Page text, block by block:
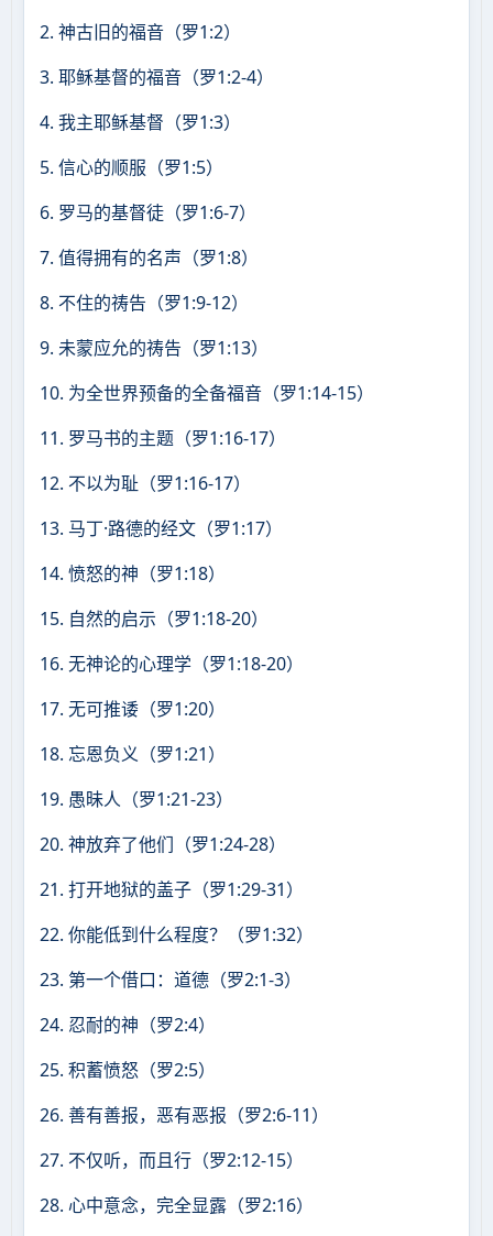
2. 神古旧的福音（罗1:2）
3. 耶稣基督的福音（罗1:2-4）
4. 我主耶稣基督（罗1:3）
5. 信心的顺服（罗1:5）
6. 罗马的基督徒（罗1:6-7）
7. 值得拥有的名声（罗1:8）
8. 不住的祷告（罗1:9-12）
9. 未蒙应允的祷告（罗1:13）
10. 为全世界预备的全备福音（罗1:14-15）
11. 罗马书的主题（罗1:16-17）
12. 不以为耻（罗1:16-17）
13. 马丁·路德的经文（罗1:17）
14. 愤怒的神（罗1:18）
15. 自然的启示（罗1:18-20）
16. 无神论的心理学（罗1:18-20）
17. 无可推诿（罗1:20）
18. 忘恩负义（罗1:21）
19. 愚昧人（罗1:21-23）
20. 神放弃了他们（罗1:24-28）
21. 打开地狱的盖子（罗1:29-31）
22. 你能低到什么程度？（罗1:32）
23. 第一个借口：道德（罗2:1-3）
24. 忍耐的神（罗2:4）
25. 积蓄愤怒（罗2:5）
26. 善有善报，恶有恶报（罗2:6-11）
27. 不仅听，而且行（罗2:12-15）
28. 心中意念，完全显露（罗2:16）